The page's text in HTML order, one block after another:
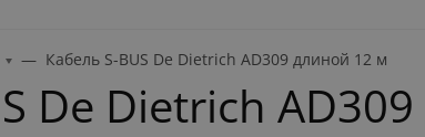
Кабель S-BUS De Dietrich AD309 длиной 12 м
De Dietrich